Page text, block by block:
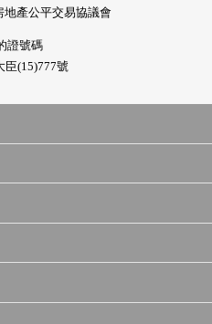
地產公平交易協議會
證號碼
臣(15)777號